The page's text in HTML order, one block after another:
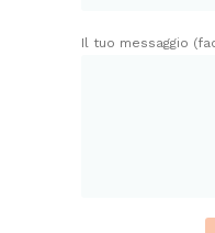
Il tuo messaggio